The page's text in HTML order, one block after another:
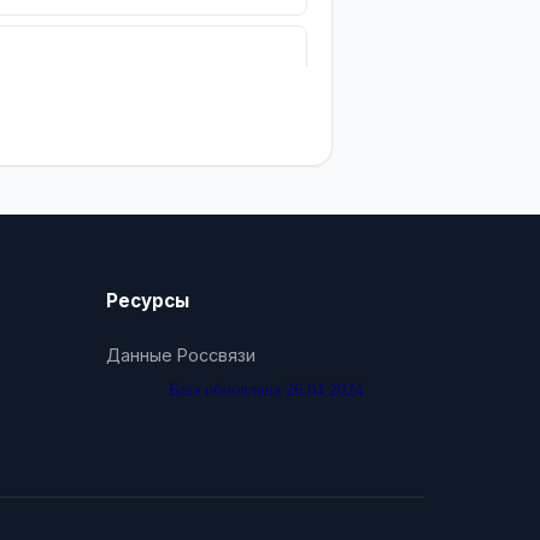
Ресурсы
Данные Россвязи
База обновлена 26.04.2024